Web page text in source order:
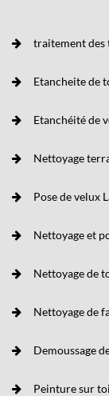
traitement des
Etancheite de
Etanchéité de
Nettoyage
Pose de velux
Nettoyage et
Nettoyage de
Nettoyage de
Demoussage
Peinture sur